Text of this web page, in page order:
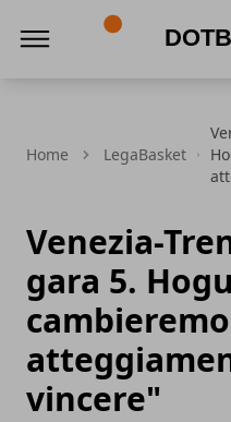
Home LegaBasket
Venezia-
gara 5.
cambieremo
vincere"